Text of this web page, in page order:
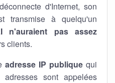
d'Internet, son
transmise à quelqu'un
n'auraient pas assez
clients.
adresse IP publique qui
sont appelées